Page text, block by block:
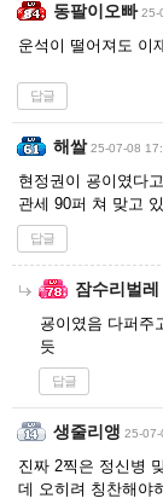
동팔이오빠 25-
운석이 떨어져도 이
답글
해쌀 25-07-08
현정권이 굥이였다
관세 90퍼 쳐 맞고
답글
잠수리벌레
굥이였음 다퍼주
듯
답글
생줄리앵 25-
진짜 2찍은 정신병
데 오히려 칭찬해야